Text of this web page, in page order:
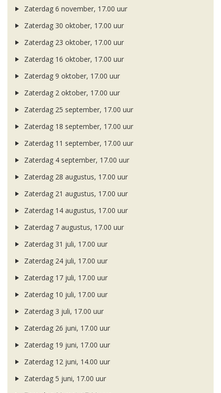
Zaterdag 6 november, 17.00 uur
Zaterdag 30 oktober, 17.00 uur
Zaterdag 23 oktober, 17.00 uur
Zaterdag 16 oktober, 17.00 uur
Zaterdag 9 oktober, 17.00 uur
Zaterdag 2 oktober, 17.00 uur
Zaterdag 25 september, 17.00 uur
Zaterdag 18 september, 17.00 uur
Zaterdag 11 september, 17.00 uur
Zaterdag 4 september, 17.00 uur
Zaterdag 28 augustus, 17.00 uur
Zaterdag 21 augustus, 17.00 uur
Zaterdag 14 augustus, 17.00 uur
Zaterdag 7 augustus, 17.00 uur
Zaterdag 31 juli, 17.00 uur
Zaterdag 24 juli, 17.00 uur
Zaterdag 17 juli, 17.00 uur
Zaterdag 10 juli, 17.00 uur
Zaterdag 3 juli, 17.00 uur
Zaterdag 26 juni, 17.00 uur
Zaterdag 19 juni, 17.00 uur
Zaterdag 12 juni, 14.00 uur
Zaterdag 5 juni, 17.00 uur